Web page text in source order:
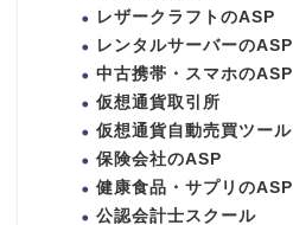
レザークラフトのASP
レンタルサーバーのASP
中古携帯・スマホのASP
仮想通貨取引所
仮想通貨自動売買ツール
保険会社のASP
健康食品・サプリのASP
公認会計士スクール